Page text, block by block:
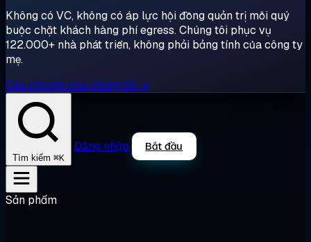
Không có VC, không có áp lực hội đồng quản trị mỗi quý
buộc chặt khách hàng phí egress. Chúng tôi phục vụ
122.000+ nhà phát triển, không phải bảng tính của công ty
mẹ.
Câu chuyện của chúng tôi →
Tìm kiếm ⌘K
Đăng nhập Bắt đầu
Sản phẩm